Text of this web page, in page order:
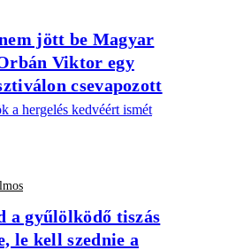
jött be Magyar
Viktor egy
csevapozott
a hergelés kedvéért ismét
a gyűlölködő tiszás
le kell szednie a